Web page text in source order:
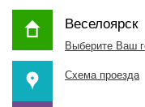
Веселоярск
Выберите Ваш
Схема проезда